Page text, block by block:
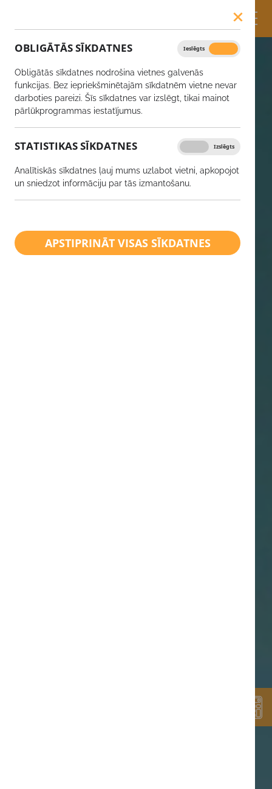
OBLIGĀTĀS SĪKDATNES Ieslēgts
Obligātās sīkdatnes nodrošina vietnes galvenās
funkcijas. Bez iepriekšminētajām sīkdatnēm vietne nevar
darboties pareizi. Šīs sīkdatnes var izslēgt, tikai mainot
pārlūkprogrammas iestatījumus.
STATISTIKAS SĪKDATNES Izslēgts
Analītiskās sīkdatnes ļauj mums uzlabot vietni, apkopojot
un sniedzot informāciju par tās izmantošanu.
APSTIPRINĀT VISAS SĪKDATNES